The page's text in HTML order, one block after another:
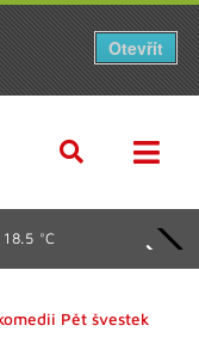
°C
Pět švestek
Otevřít